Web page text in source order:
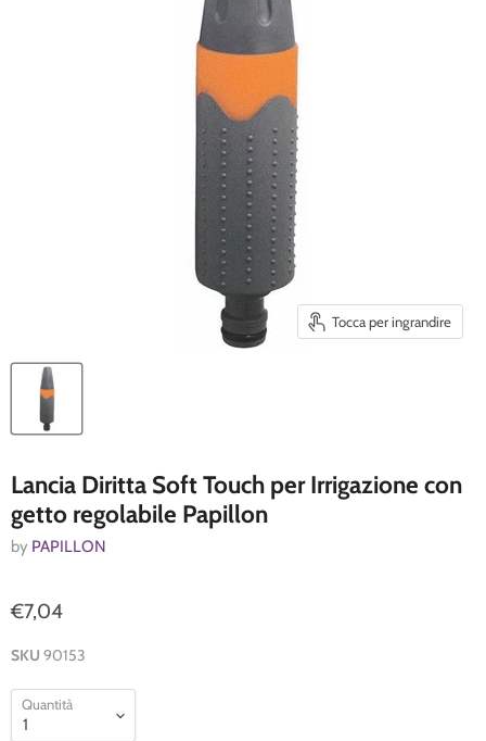
Tocca per ingrandire
Lancia Diritta Soft Touch per Irrigazione con
getto regolabile Papillon
by PAPILLON
€7,04
SKU 90153
Quantità